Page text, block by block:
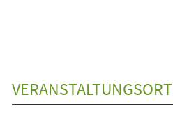
VERANSTALTUNGSORT